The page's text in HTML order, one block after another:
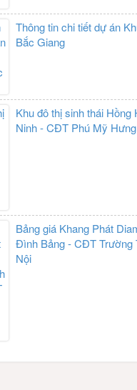
Thông tin chi tiết dự án
Bắc Giang
Khu đô thị sinh thái Hồng
Ninh - CĐT Phú Mỹ Hưng
Bảng giá Khang Phát
Đình Bảng - CĐT Trường
Nội